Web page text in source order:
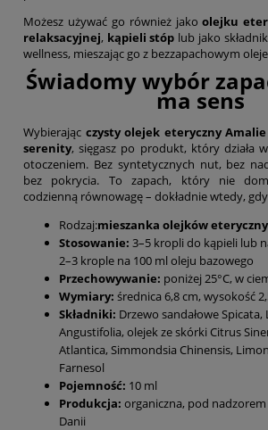
Możesz używać go również jakoolejku
relaksacyjnej, kąpieli stóp lub jako
wellness, mieszając go z bezzapachowym
Świadomy wybór
ma sens
Wybierając czysty olejek eteryczny
serenity, sięgasz po produkt, który działa
otoczeniem. Bez syntetycznych nut, bez
bez pokrycia. To zapach, który nie
codzienną równowagę – dokładnie wtedy,
Rodzaj:mieszanka olejków
Stosowanie: 3–5 kropli do kąpieli lub
2–3 krople na 100 ml oleju bazowego
Przechowywanie: poniżej 25°C, w
Wymiary: średnica 6,8 cm, wysokość
Składniki: Drzewo sandałowe Spicata,
Angustifolia, olejek ze skórki Citrus
Atlantica, Simmondsia Chinensis,
Farnesol
Pojemność: 10 ml
Produkcja: organiczna, pod
Danii